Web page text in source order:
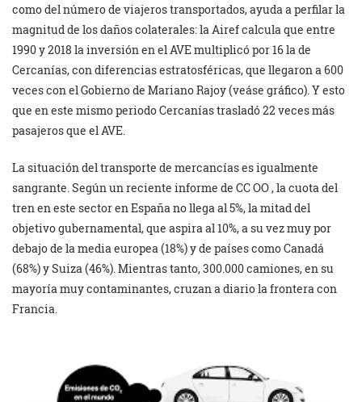
como del número de viajeros transportados, ayuda a perfilar la
magnitud de los daños colaterales: la Airef calcula que entre
1990 y 2018 la inversión en el AVE multiplicó por 16 la de
Cercanías, con diferencias estratosféricas, que llegaron a 600
veces con el Gobierno de Mariano Rajoy (veáse gráfico). Y esto
que en este mismo periodo Cercanías trasladó 22 veces más
pasajeros que el AVE.
La situación del transporte de mercancías es igualmente
sangrante. Según un reciente informe de CC OO , la cuota del
tren en este sector en España no llega al 5%, la mitad del
objetivo gubernamental, que aspira al 10%, a su vez muy por
debajo de la media europea (18%) y de países como Canadá
(68%) y Suiza (46%). Mientras tanto, 300.000 camiones, en su
mayoría muy contaminantes, cruzan a diario la frontera con
Francia.